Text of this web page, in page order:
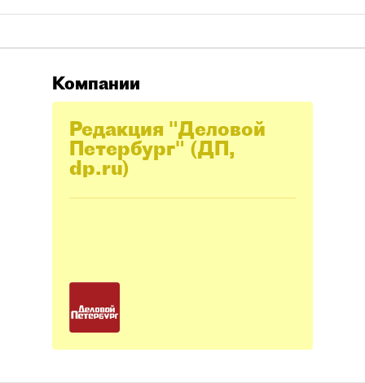
Компании
Редакция "Деловой
Петербург" (ДП,
dp.ru)